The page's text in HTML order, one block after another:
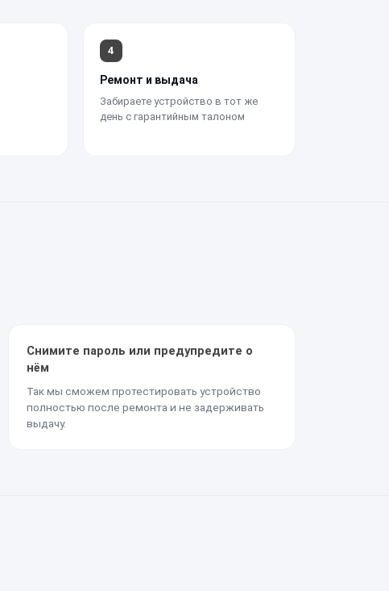
4
Ремонт и выдача
Забираете устройство в тот же
день с гарантийным талоном
Снимите пароль или предупредите о
нём
Так мы сможем протестировать устройство
полностью после ремонта и не задерживать
выдачу.